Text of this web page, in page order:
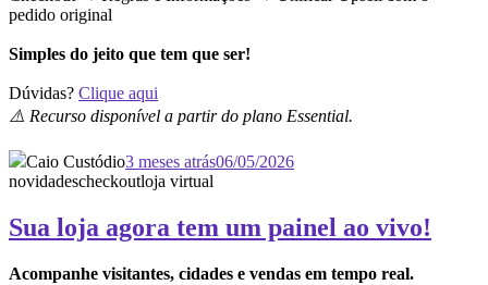
pedido original
Simples do jeito que tem que ser!
Dúvidas? Clique aqui
⚠️ Recurso disponível a partir do plano Essential.
Caio Custódio3 meses atrás06/05/2026
novidadescheckoutloja virtual
Sua loja agora tem um painel ao vivo!
Acompanhe visitantes, cidades e vendas em tempo real.